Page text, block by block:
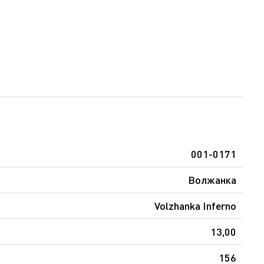
001-0171
Волжанка
Volzhanka Inferno
13,00
156